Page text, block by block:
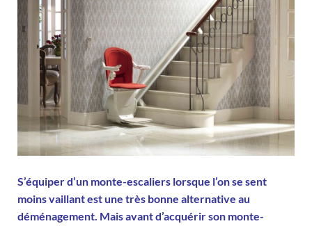
S’équiper d’un monte-escaliers lorsque l’on se sent
moins vaillant est une très bonne alternative au
déménagement. Mais avant d’acquérir son monte-